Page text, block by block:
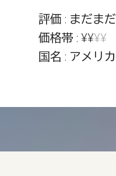
評価 : まだまだ
価格帯 : ¥¥¥¥
国名 : アメリカ